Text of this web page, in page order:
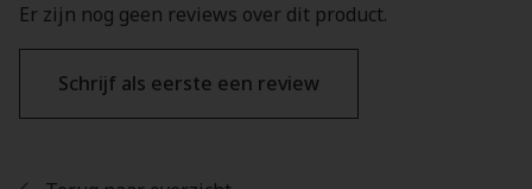
Er zijn nog geen reviews over dit product.
Schrijf als eerste een review